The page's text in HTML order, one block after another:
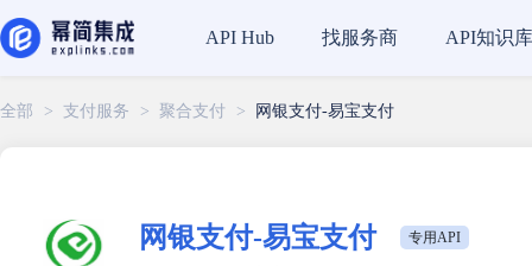
API Hub 找服务商 API知识库
全部 > 支付服务 > 聚合支付 > 网银支付-易宝支付
网银支付-易宝支付 专用API